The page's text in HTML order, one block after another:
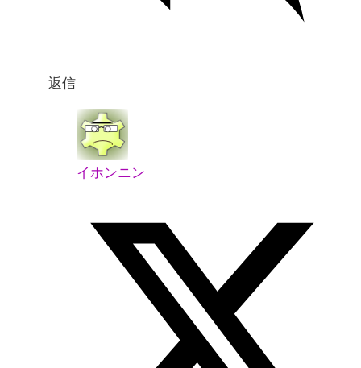
返信
イホンニン